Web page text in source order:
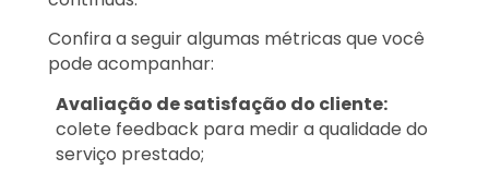
Confira a seguir algumas métricas que você
pode acompanhar:
Avaliação de satisfação do cliente:
colete feedback para medir a qualidade do
serviço prestado;